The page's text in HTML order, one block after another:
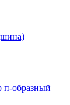
п-образный